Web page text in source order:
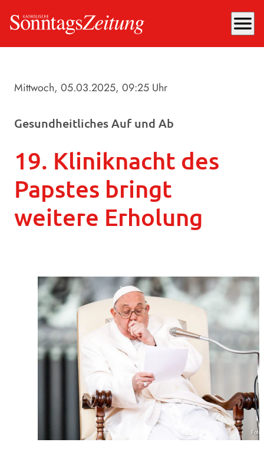
menu
Mittwoch, 05.03.2025, 09:25 Uhr
Gesundheitliches Auf und Ab
19. Kliniknacht des
Papstes bringt
weitere Erholung